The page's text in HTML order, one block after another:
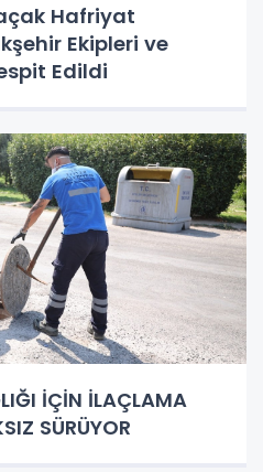
Hafriyat
Ekipleri ve
Edildi
İÇİN İLAÇLAMA
SÜRÜYOR